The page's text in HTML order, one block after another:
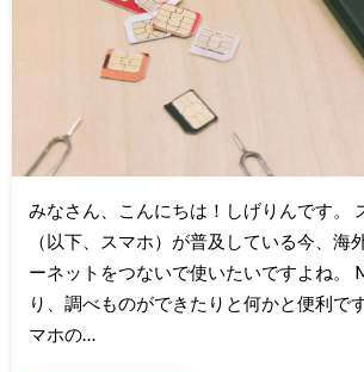
みなさん、こんにちは！しげりんです。
（以下、スマホ）が普及している今、海
ーネットをつないで使いたいですよね。
り、調べものができたりと何かと便利で
マホの…